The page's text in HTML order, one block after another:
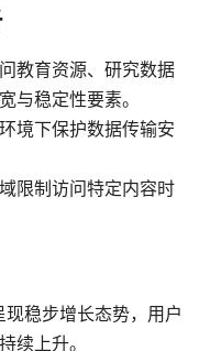
教育资源、研究数据
与稳定性要素。
境下保护数据传输安
限制访问特定内容时
稳步增长态势，用户
续上升。